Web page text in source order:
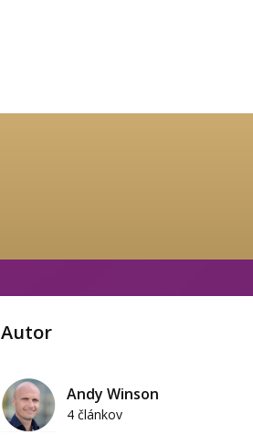
Autor
Andy Winson
4 článkov